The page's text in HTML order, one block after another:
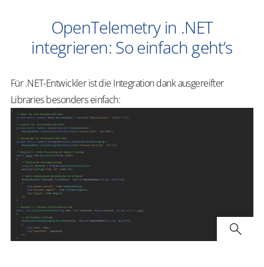
OpenTelemetry in .NET
integrieren: So einfach geht’s
Für .NET-Entwickler ist die Integration dank ausgereifter
Libraries besonders einfach: